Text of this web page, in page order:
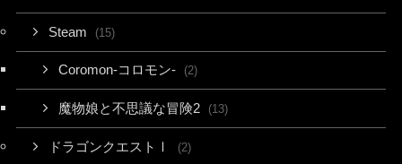
Steam (15)
Coromon-コロモン- (2)
魔物娘と不思議な冒険2 (13)
ドラゴンクエストⅠ (2)